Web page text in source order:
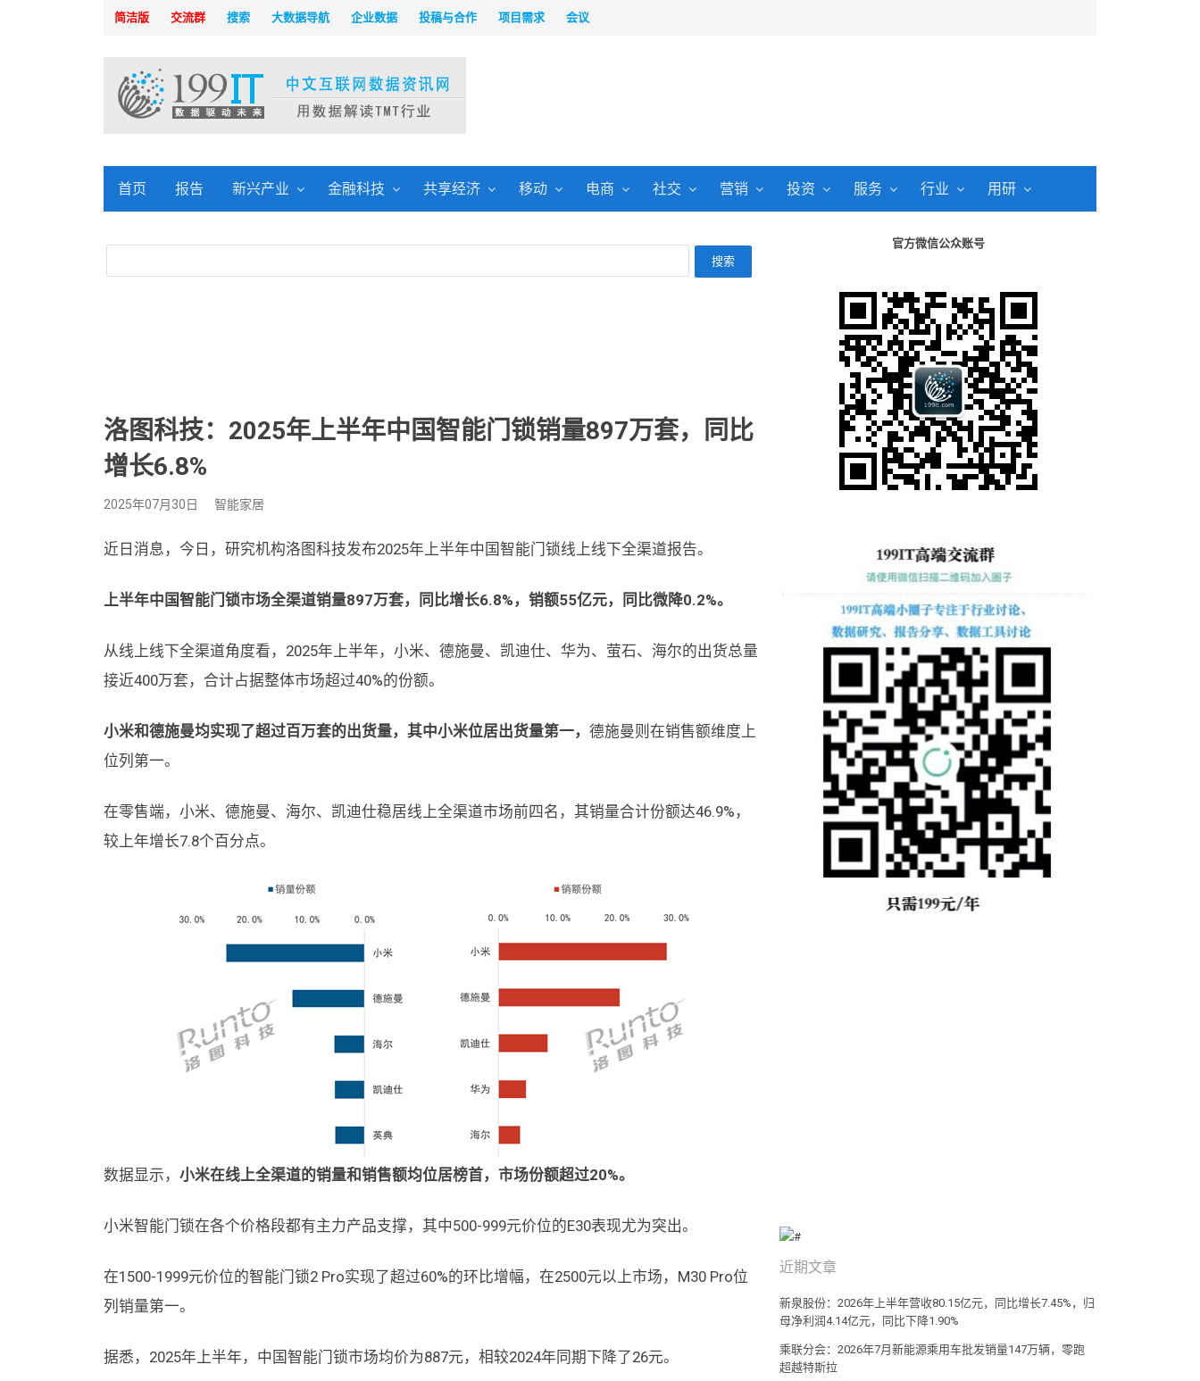
简洁版 交流群 搜索 大数据导航 企业数据 投稿与合作 项目需求 会议
首页 报告 新兴产业 金融科技 共享经济 移动 电商 社交 营销 投资 服务 行业 用研
洛图科技：2025年上半年中国智能门锁销量897万套，同比
增长6.8%
2025年07月30日 智能家居
近日消息，今日，研究机构洛图科技发布2025年上半年中国智能门锁线上线下全渠道报告。
上半年中国智能门锁市场全渠道销量897万套，同比增长6.8%，销额55亿元，同比微降0.2%。
从线上线下全渠道角度看，2025年上半年，小米、德施曼、凯迪仕、华为、萤石、海尔的出货总量
接近400万套，合计占据整体市场超过40%的份额。
小米和德施曼均实现了超过百万套的出货量，其中小米位居出货量第一， 德施曼则在销售额维度上
位列第一。
在零售端，小米、德施曼、海尔、凯迪仕稳居线上全渠道市场前四名，其销量合计份额达46.9%，
较上年增长7.8个百分点。
数据显示， 小米在线上全渠道的销量和销售额均位居榜首，市场份额超过20%。
小米智能门锁在各个价格段都有主力产品支撑，其中500-999元价位的E30表现尤为突出。
在1500-1999元价位的智能门锁2 Pro实现了超过60%的环比增幅，在2500元以上市场，M30 Pro位
列销量第一。
据悉，2025年上半年，中国智能门锁市场均价为887元，相较2024年同期下降了26元。
官方微信公众账号
近期文章
新泉股份：2026年上半年营收80.15亿元，同比增长7.45%，归
母净利润4.14亿元，同比下降1.90%
乘联分会：2026年7月新能源乘用车批发销量147万辆，零跑
超越特斯拉